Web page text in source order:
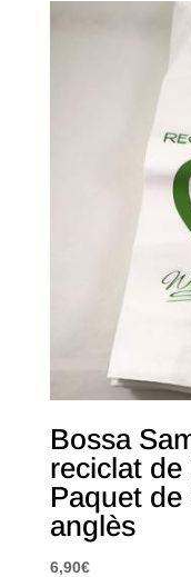
Bossa
reciclat de
Paquet de
anglès
6,90€